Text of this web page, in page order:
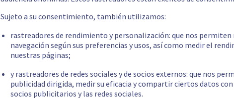
Sujeto a su consentimiento, también utilizamos:
rastreadores de rendimiento y personalización: que nos permiten
navegación según sus preferencias y usos, así como medir el
nuestras páginas;
y rastreadores de redes sociales y de socios externos: que nos
publicidad dirigida, medir su eficacia y compartir ciertos datos
socios publicitarios y las redes sociales.